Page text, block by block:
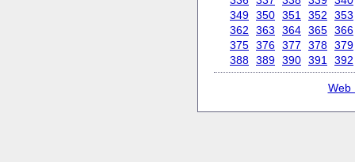
349 350 351 352
353
362
363 364 365 366
375 376 377 378 379
388 389 390 391 392
Web